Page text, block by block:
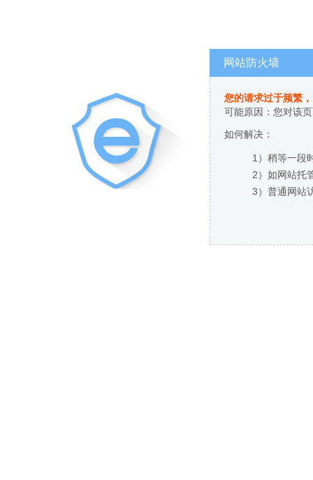
网站防火墙
您的请求过于频繁
可能原因：您对该
如何解决：
1）稍等一段
2）如网站托
3）普通网站